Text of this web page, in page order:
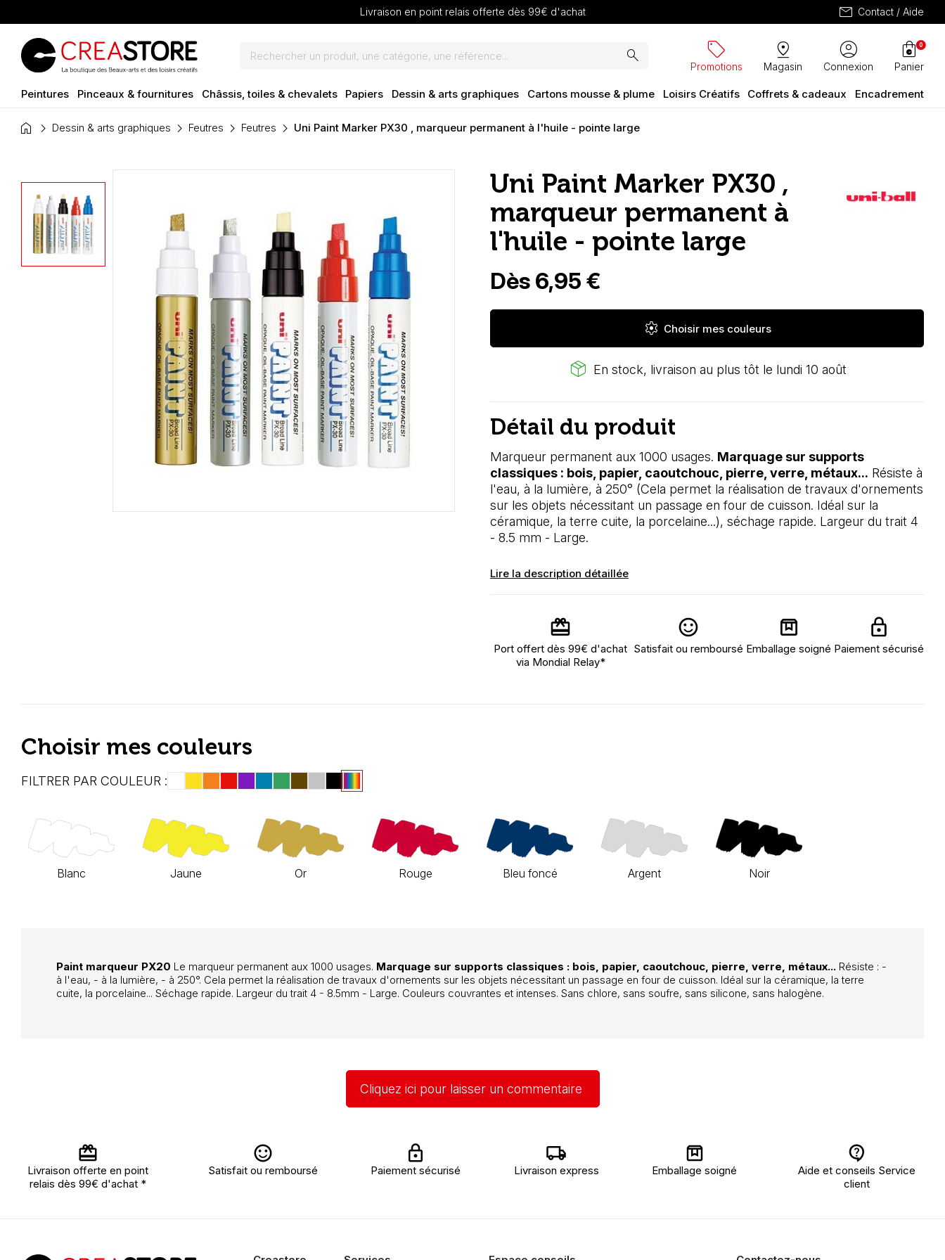
Livraison en point relais offerte dès 99€ d'achat mail Contact / Aide
search sell
Promotions
pin_drop
Magasin
account_circle
Connexion
shopping_bag
Panier
0
Peintures Pinceaux & fournitures Châssis, toiles & chevalets Papiers Dessin & arts graphiques Cartons mousse & plume Loisirs Créatifs Coffrets & cadeaux Encadrement
home Dessin & arts graphiques Feutres Feutres Uni Paint Marker PX30 , marqueur permanent à l'huile - pointe large
Uni Paint Marker PX30 ,
marqueur permanent à
l'huile - pointe large
Dès 6,95 €
settings Choisir mes couleurs
package_2 En stock, livraison au plus tôt le lundi 10 août
Détail du produit
Marqueur permanent aux 1000 usages. Marquage sur supports
classiques : bois, papier, caoutchouc, pierre, verre, métaux... Résiste à
l'eau, à la lumière, à 250° (Cela permet la réalisation de travaux d'ornements
sur les objets nécessitant un passage en four de cuisson. Idéal sur la
céramique, la terre cuite, la porcelaine...), séchage rapide. Largeur du trait 4
- 8.5 mm - Large.
Lire la description détaillée
Port offert dès 99€ d'achat
via Mondial Relay*
Satisfait ou remboursé Emballage soigné Paiement sécurisé
Choisir mes couleurs
FILTRER PAR COULEUR :
Blanc Jaune Or Rouge Bleu foncé Argent Noir
Paint marqueur PX20 Le marqueur permanent aux 1000 usages. Marquage sur supports classiques : bois, papier, caoutchouc, pierre, verre, métaux... Résiste : -
à l'eau, - à la lumière, - à 250°. Cela permet la réalisation de travaux d'ornements sur les objets nécessitant un passage en four de cuisson. Idéal sur la céramique, la terre
cuite, la porcelaine... Séchage rapide. Largeur du trait 4 - 8.5mm - Large. Couleurs couvrantes et intenses. Sans chlore, sans soufre, sans silicone, sans halogène.
Cliquez ici pour laisser un commentaire
Livraison offerte en point
relais dès 99€ d'achat *
Satisfait ou remboursé Paiement sécurisé Livraison express Emballage soigné
Aide et conseils Service
client